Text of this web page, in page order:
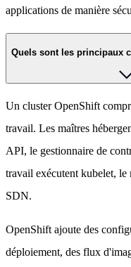
applications de manière
Quels sont les principaux
Un cluster OpenShift
travail. Les maîtres
API, le gestionnaire de
travail exécutent kubelet,
SDN.
OpenShift ajoute des
déploiement, des flux